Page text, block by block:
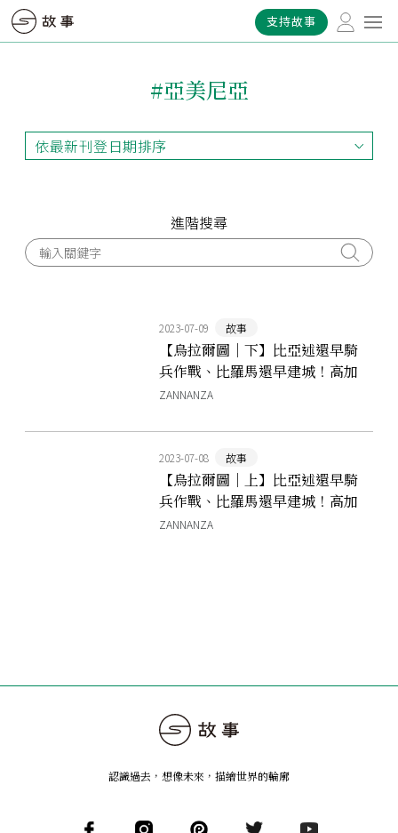
支持故事
#亞美尼亞
依最新刊登日期排序
依最新刊登日期排序
進階搜尋
2023-07-09 故事
【烏拉爾圖｜下】比亞述還早騎
兵作戰、比羅馬還早建城！高加
索王國充滿謎團的崛起與暴落
ZANNANZA
2023-07-08 故事
【烏拉爾圖｜上】比亞述還早騎
兵作戰、比羅馬還早建城！高加
索王國充滿謎團的崛起與暴落
ZANNANZA
認識過去，想像未來 ， 描繪世界的輪廓